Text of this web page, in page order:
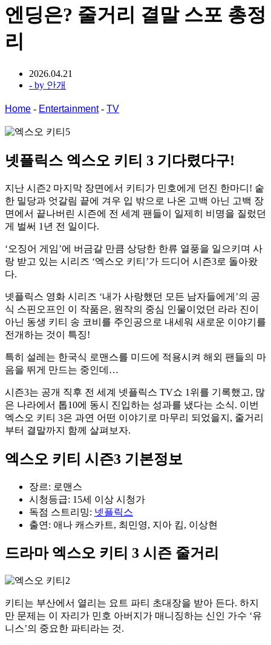
엔딩은? 줄거리 결말 스포 총정
리
2026.04.21
- by 안개
Home - Entertainment- TV
넷플릭스 엑스오 키티 3 기다렸다구!
지난 시즌2 마지막 장면에서 키티가 민호에게 던진 한마디! 숱
한 밀당과 엇갈림 끝에 겨우 입 밖으로 나온 고백 아닌 고백 장
면에서 끝나버린 시즌에 전 세계 팬들이 일제히 비명을 질렀던
게 벌써 1년 전 일이다.
‘오징어 게임’에 버금갈 만큼 상당한 한류 열풍을 일으키며 사
랑 받고 있는 시리즈 ‘엑스오 키티’가 드디어 시즌3로 돌아왔
다.
넷플릭스 영화 시리즈 ‘내가 사랑했던 모든 남자들에게’의 공
식 스핀오프인 이 작품은, 원작의 중심 인물이었던 라라 진이
아닌 동생 키티 송 코비를 주인공으로 내세워 새로운 이야기를
전개하는 것이 특징!
특히 설레는 한국식 로맨스를 미드에 적용시켜 해외 팬들의 마
음을 뛰게 만드는 중인데…
시즌3는 공개 직후 전 세계 넷플릭스 TV쇼 1위를 기록했고, 많
은 나라에서 톱10에 동시 진입하는 성과를 냈다는 소식. 이번
엑스오 키티 3은 과연 어떤 이야기로 마무리 되었을지, 줄거리
부터 결말까지 함께 살펴보자.
엑스오 키티 시즌3 기본정보
장르: 로맨스
시청등급: 15세 이상 시청가
독점 스트리밍: 넷플릭스
출연: 애나 캐스카트, 최민영, 지아 킴, 이상현
드라마 엑스오 키티 3 시즌 줄거리
키티는 부산에서 열리는 요트 파티 초대장을 받아 든다. 하지
만 문제는 이 자리가 민호 아버지가 매니징하는 신인 가수 ‘유
니스’의 중요한 파티라는 것.